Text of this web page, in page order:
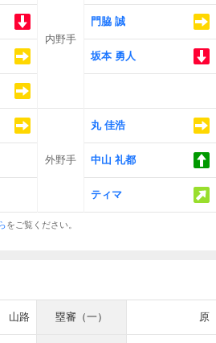
内野手
門脇 誠
坂本 勇人
外野手
丸 佳浩
中山 礼都
ティマ
をご覧ください。
山路 塁審（一） 原